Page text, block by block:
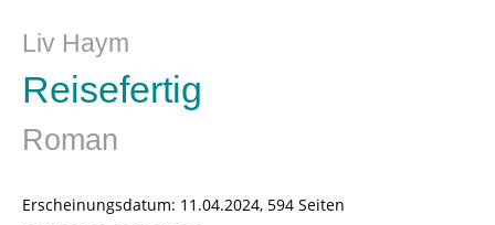
Liv Haym
Reisefertig
Roman
Erscheinungsdatum: 11.04.2024, 594 Seiten